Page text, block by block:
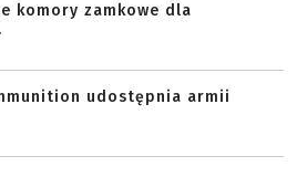
komory zamkowe dla
udostępnia armii